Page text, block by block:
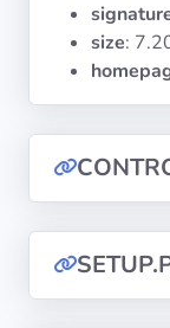
Documentation
Tranquil IT
Forum
size: